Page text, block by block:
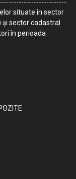
situate în sector
sector cadastral
în perioada